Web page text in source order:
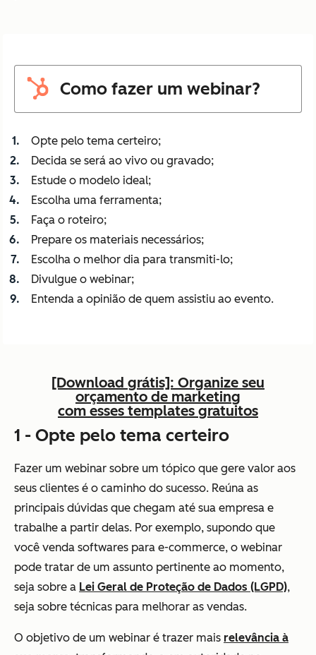
Como fazer um webinar?
Opte pelo tema certeiro;
Decida se será ao vivo ou gravado;
Estude o modelo ideal;
Escolha uma ferramenta;
Faça o roteiro;
Prepare os materiais necessários;
Escolha o melhor dia para transmiti-lo;
Divulgue o webinar;
Entenda a opinião de quem assistiu ao evento.
[Download grátis]: Organize seu
orçamento de marketing
com esses templates gratuitos
1 - Opte pelo tema certeiro
Fazer um webinar sobre um tópico que gere valor aos
seus clientes é o caminho do sucesso. Reúna as
principais dúvidas que chegam até sua empresa e
trabalhe a partir delas. Por exemplo, supondo que
você venda softwares para e-commerce, o webinar
pode tratar de um assunto pertinente ao momento,
seja sobre a Lei Geral de Proteção de Dados (LGPD),
seja sobre técnicas para melhorar as vendas.
O objetivo de um webinar é trazer mais relevância à